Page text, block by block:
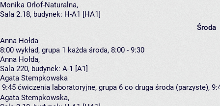
Monika Orlof-Naturalna,
Sala 2.18, budynek: H-A1 [HA1]
Środa
Anna Hołda
8:00 wykład, grupa 1 każda środa, 8:00 - 9:30
Anna Hołda,
Sala 220, budynek: A-1 [A1]
Agata Stempkowska
9:45 ćwiczenia laboratoryjne, grupa 6 co druga środa (parzyste),
Agata Stempkowska,